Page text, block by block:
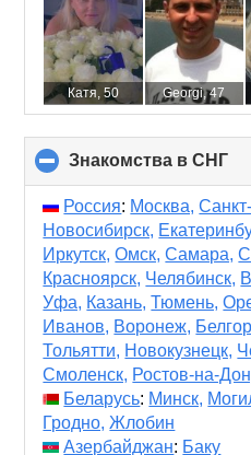
Катя, 50 Georgi, 47
Знакомства в СНГ
to
Россия: Москва,
Новосибирск,
Иркутск, Омск, Самара,
Красноярск, Челябинск,
Уфа, Казань, Тюмень,
Иванов, Воронеж,
Тольятти, Новокузнецк,
Смоленск, Ростов-на-
Беларусь: Минск,
Гродно, Жлобин
Азербайджан: Баку